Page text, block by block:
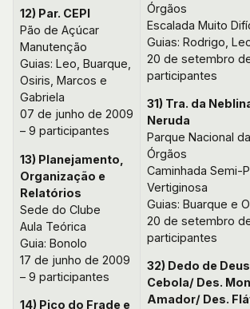
12) Par. CEPI
Pão de Açúcar
Manutenção
Guias: Leo, Buarque,
Osiris, Marcos e
Gabriela
07 de junho de 2009
– 9 participantes
13) Planejamento,
Organização e
Relatórios
Sede do Clube
Aula Teórica
Guia: Bonolo
17 de junho de 2009
– 9 participantes
14) Pico do Frade e
Órgãos
Escalada Muito
Guias: Rodrigo,
20 de setembro
participantes
31) Tra. da
Neruda
Parque Nacional
Órgãos
Caminhada Semi-
Vertiginosa
Guias: Buarque e
20 de setembro
participantes
32) Dedo de
Cebola/ Des.
Amador/ Des.